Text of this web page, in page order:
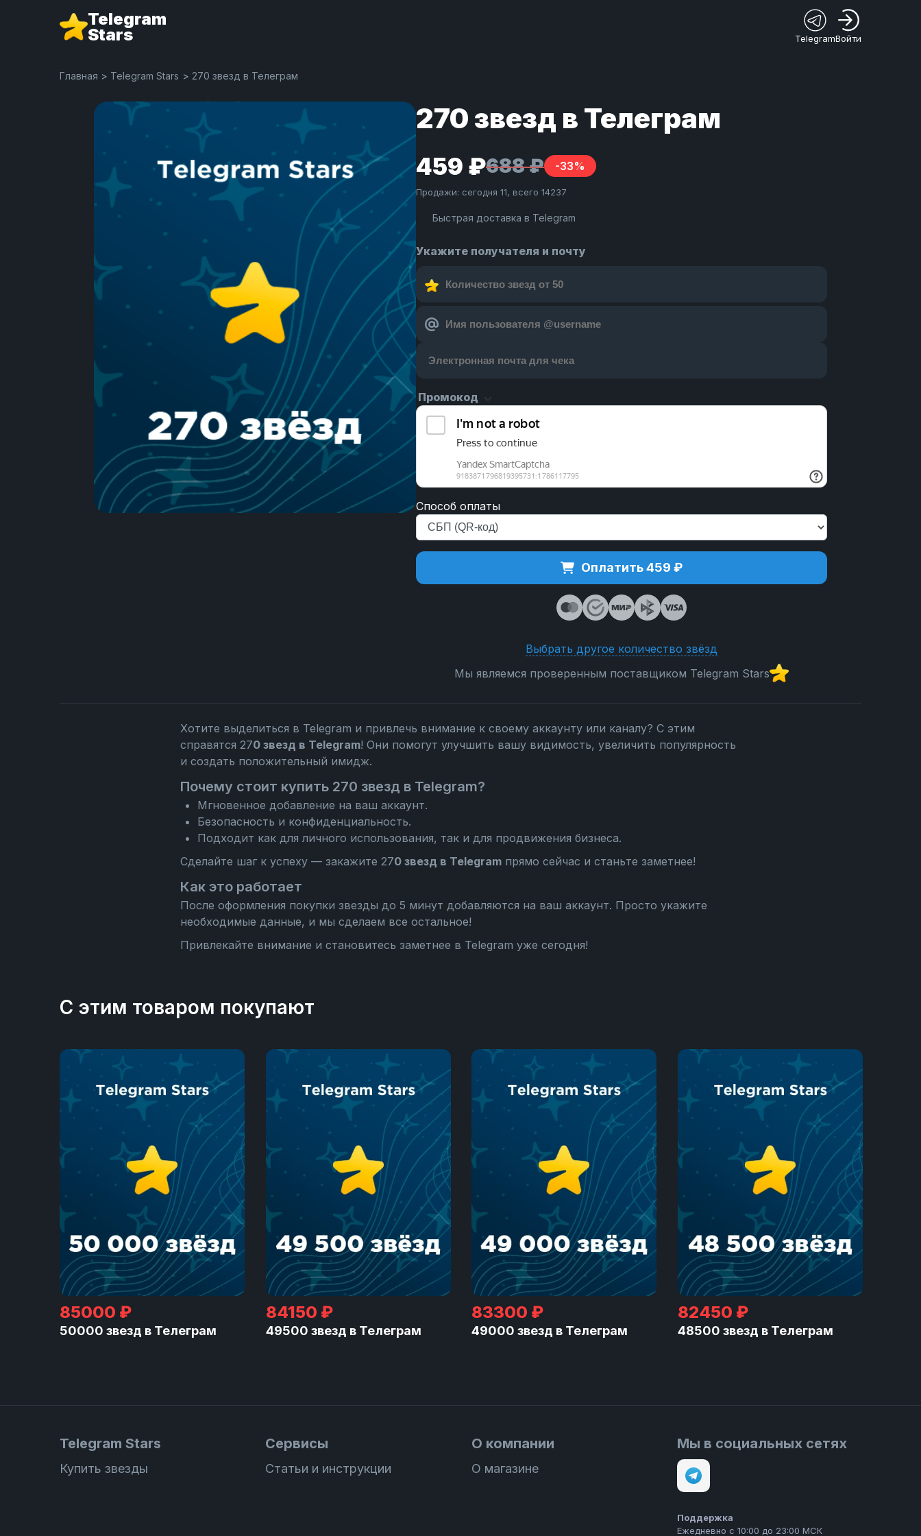
Telegram
Stars TelegramВойти
Главная > Telegram Stars > 270 звезд в Телеграм
270 звезд в Телеграм
459 ₽688 ₽ -33%
Продажи: сегодня 11, всего 14237
Быстрая доставка в Telegram
Укажите получателя и почту
Промокод
Способ оплаты
Оплатить 459 ₽
Выбрать другое количество звёзд
Мы являемся проверенным поставщиком Telegram Stars
Хотите выделиться в Telegram и привлечь внимание к своему аккаунту или каналу? С этим
справятся 270 звезд в Telegram! Они помогут улучшить вашу видимость, увеличить популярность
и создать положительный имидж.
Почему стоит купить 270 звезд в Telegram?
Мгновенное добавление на ваш аккаунт.
Безопасность и конфиденциальность.
Подходит как для личного использования, так и для продвижения бизнеса.
Сделайте шаг к успеху — закажите 270 звезд в Telegramпрямо сейчас и станьте заметнее!
Как это работает
После оформления покупки звезды до 5 минут добавляются на ваш аккаунт. Просто укажите
необходимые данные, и мы сделаем все остальное!
Привлекайте внимание и становитесь заметнее в Telegram уже сегодня!
С этим товаром покупают
85000 ₽
50000 звезд в Телеграм
84150 ₽
49500 звезд в Телеграм
83300 ₽
49000 звезд в Телеграм
82450 ₽
48500 звезд в Телеграм
Telegram Stars
Купить звезды
Сервисы
Статьи и инструкции
О компании
О магазине
Мы в социальных сетях
Поддержка
Ежедневно с 10:00 до 23:00 МСК